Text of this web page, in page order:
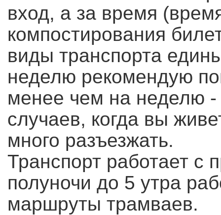
вход, а за время
компостирования
виды транспорта
неделю рекомендую
менее чем на неделю -
случаев, когда вы
много разъезжать.
Транспорт работает с
полуночи до 5 утра
маршруты трамваев.